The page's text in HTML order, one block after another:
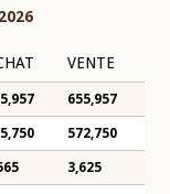
VENTE
655,957
572,750
3,625